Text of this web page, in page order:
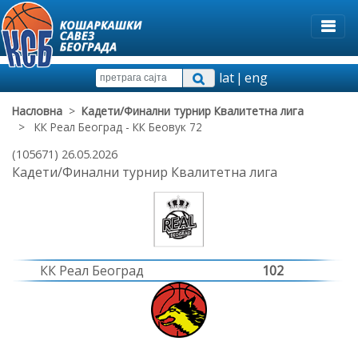
lat|eng
Насловна > Кадети/Финални турнир Квалитетна лига
> КК Реал Београд - КК Беовук 72
(105671) 26.05.2026
Кадети/Финални турнир Квалитетна лига
КК Реал Београд 102